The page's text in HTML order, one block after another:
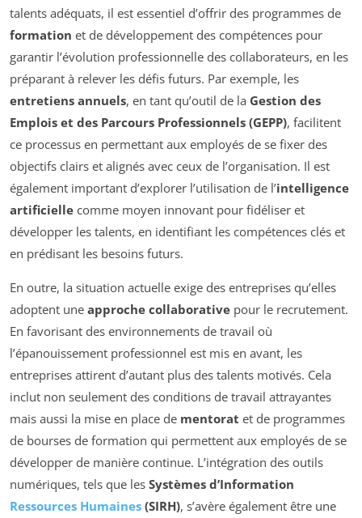
talents adéquats, il est essentiel d’offrir des programmes de
formation et de développement des compétences pour
garantir l’évolution professionnelle des collaborateurs, en les
préparant à relever les défis futurs. Par exemple, les
entretiens annuels, en tant qu’outil de la Gestion des
Emplois et des Parcours Professionnels (GEPP), facilitent
ce processus en permettant aux employés de se fixer des
objectifs clairs et alignés avec ceux de l’organisation. Il est
également important d’explorer l’utilisation de l’intelligence
artificielle comme moyen innovant pour fidéliser et
développer les talents, en identifiant les compétences clés et
en prédisant les besoins futurs.
En outre, la situation actuelle exige des entreprises qu’elles
adoptent une approche collaborative pour le recrutement.
En favorisant des environnements de travail où
l’épanouissement professionnel est mis en avant, les
entreprises attirent d’autant plus des talents motivés. Cela
inclut non seulement des conditions de travail attrayantes
mais aussi la mise en place de mentorat et de programmes
de bourses de formation qui permettent aux employés de se
développer de manière continue. L’intégration des outils
numériques, tels que les Systèmes d’Information
Ressources Humaines (SIRH), s’avère également être une